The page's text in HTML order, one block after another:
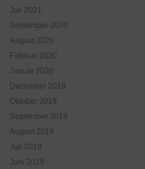
Juli 2021
September 2020
August 2020
Februar 2020
Januar 2020
Dezember 2019
Oktober 2019
September 2019
August 2019
Juli 2019
Juni 2019